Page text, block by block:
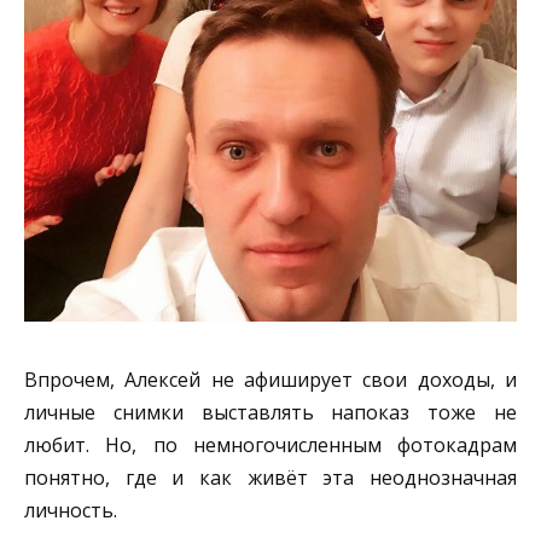
Впрочем, Алексей не афиширует свои доходы, и
личные снимки выставлять напоказ тоже не
любит. Но, по немногочисленным фотокадрам
понятно, где и как живёт эта неоднозначная
личность.